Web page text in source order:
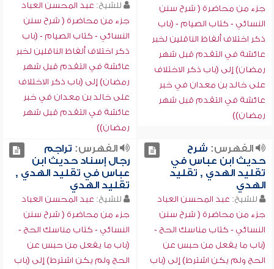
جزء من محاضرة ( شرح سنن
النسائي - كتاب الصيام - (باب
ذكر اختلاف ألفاظ الناقلين لخبر
عائشة في التقدم قبل شهر
رمضان) إلى (باب ذكر الاختلاف
على خالد بن معدان في خبر
عائشة في التقدم قبل شهر
رمضان))
للشيخ: عبد المحسن العباد
جزء من محاضرة ( شرح سنن
النسائي - كتاب الصيام - (باب
ذكر اختلاف ألفاظ الناقلين لخبر
عائشة في التقدم قبل شهر
رمضان) إلى (باب ذكر الاختلاف
على خالد بن معدان في خبر
عائشة في التقدم قبل شهر
رمضان))
الفهرس: شرح
حديث ابن عباس في
تقليد الهدي , تقليد
الهدي
للشيخ: عبد المحسن العباد
جزء من محاضرة ( شرح سنن
النسائي - كتاب مناسك الحج -
(باب ما يفعل من حبس عن
الحج ولم يكن اشترط) إلى (باب
الفهرس: تراجم
رجال إسناد حديث ابن
عباس في تقليد الهدي ,
تقليد الهدي
للشيخ: عبد المحسن العباد
جزء من محاضرة ( شرح سنن
النسائي - كتاب مناسك الحج -
(باب ما يفعل من حبس عن
الحج ولم يكن اشترط) إلى (باب